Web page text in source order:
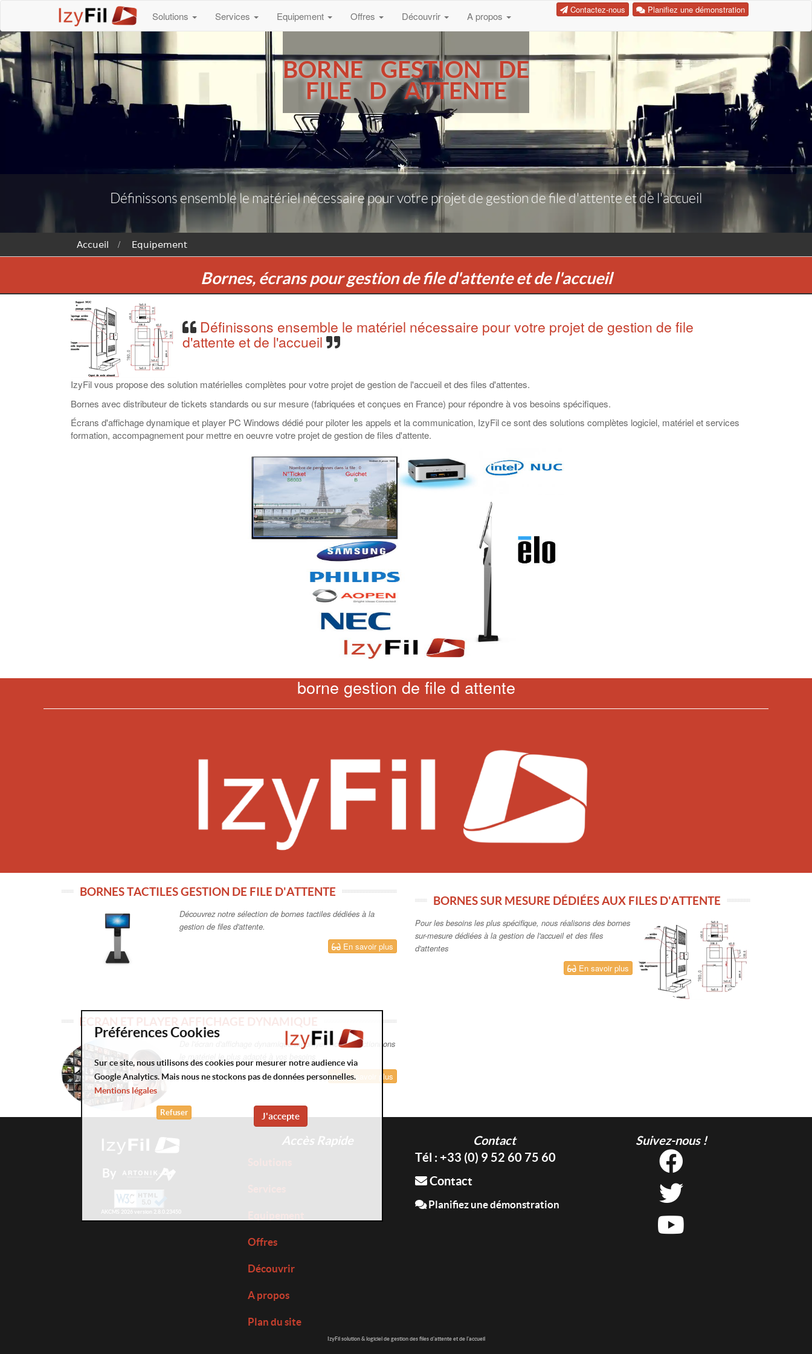
Planifiez une démonstration
Contactez-nous
Solutions Services Equipement Offres Découvrir A propos
BORNE GESTION DE
FILE D ATTENTE
Définissons ensemble le matériel nécessaire pour votre projet de gestion de file d'attente et de l'accueil
Accueil Equipement
Bornes, écrans pour gestion de file d'attente et de l'accueil
Définissons ensemble le matériel nécessaire pour votre projet de gestion de file
d'attente et de l'accueil
IzyFil vous propose des solution matérielles complètes pour votre projet de gestion de l'accueil et des files d'attentes.
Bornes avec distributeur de tickets standards ou sur mesure (fabriquées et conçues en France) pour répondre à vos besoins spécifiques.
Écrans d'affichage dynamique et player PC Windows dédié pour piloter les appels et la communication, IzyFil ce sont des solutions complètes logiciel, matériel et services
formation, accompagnement pour mettre en oeuvre votre projet de gestion de files d'attente.
borne gestion de file d attente
BORNES TACTILES GESTION DE FILE D'ATTENTE
Découvrez notre sélection de bornes tactiles dédiées à la
gestion de files d'attente.
En savoir plus
BORNES SUR MESURE DÉDIÉES AUX FILES D'ATTENTE
Pour les besoins les plus spécifique, nous réalisons des bornes
sur-mesure dédiées à la gestion de l'accueil et des files
d'attentes
En savoir plus
ECRAN ET PLAYER AFFICHAGE DYNAMIQUE
De l'écran d'affichage dynamique au player, nous sélectionnons
En savoir plus
By
AKCMS 2026 version 2.8.0.23450
Accès Rapide
Offres
Découvrir
A propos
Plan du site
Contact
Tél : +33 (0) 9 52 60 75 60
Contact
Planifiez une démonstration
Suivez-nous !
IzyFil solution & logiciel de gestion des files d'attente et de l'accueil
Préférences Cookies
Sur ce site, nous utilisons des cookies pour mesurer notre audience via
Google Analytics. Mais nous ne stockons pas de données personnelles.
Mentions légales
J'accepte
Refuser